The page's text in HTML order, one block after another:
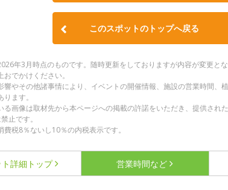
このスポットのトップへ戻る
年3月時点のものです。随時更新をしておりますが内容が変更と
でかけください。
やその他諸事情により、イベントの開催情報、施設の営業時間、
ます。
画像は取材先から本ページへの掲載の許諾をいただき、提供され
止です。
税8％ないし10％の内税表示です。
詳細 トップ 営業時間など